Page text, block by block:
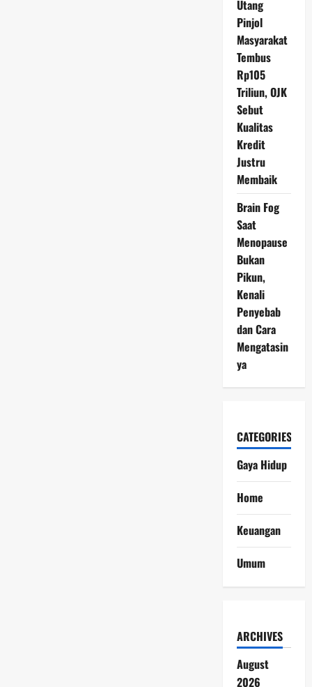
Utang
Pinjol
Masyarakat
Tembus
Rp105
Triliun, OJK
Sebut
Kualitas
Kredit
Justru
Membaik
Brain Fog
Saat
Menopause
Bukan
Pikun,
Kenali
Penyebab
dan Cara
Mengatasin
ya
CATEGORIES
Gaya Hidup
Home
Keuangan
Umum
ARCHIVES
August
2026